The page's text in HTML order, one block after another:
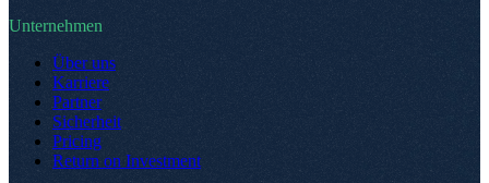
Unternehmen
Über uns
Karriere
Partner
Sicherheit
Pricing
Return on Investment